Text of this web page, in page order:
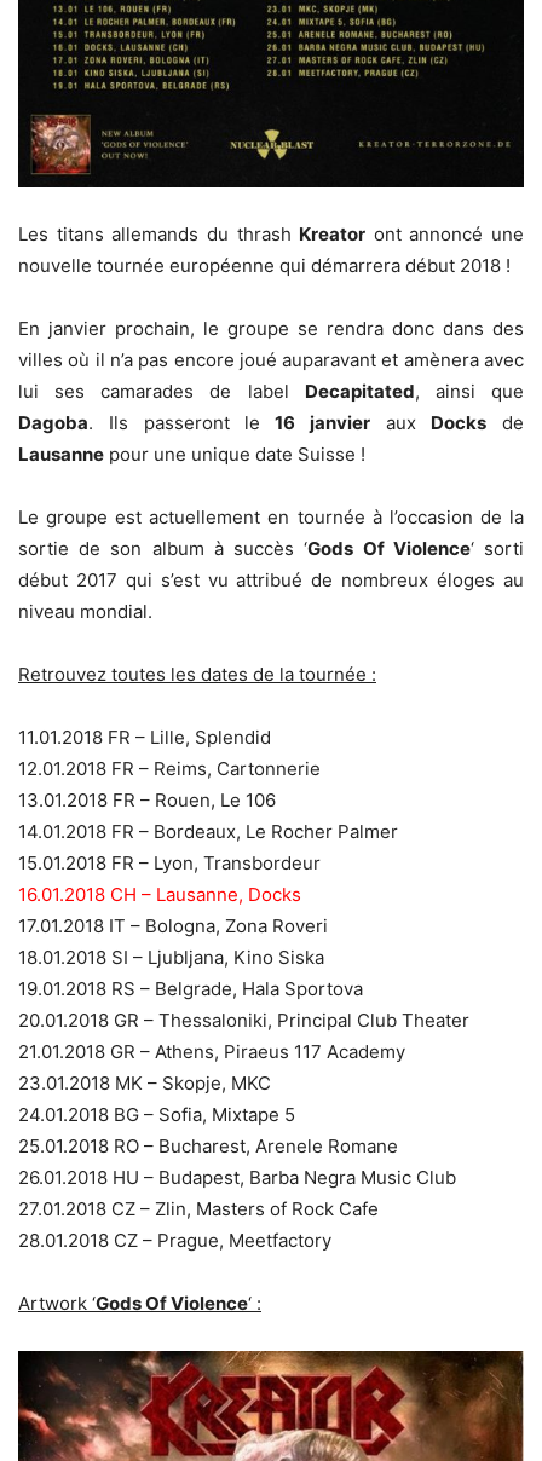
Les titans allemands du thrash Kreator ont annoncé une
nouvelle tournée européenne qui démarrera début 2018 !
En janvier prochain, le groupe se rendra donc dans des
villes où il n’a pas encore joué auparavant et amènera avec
lui ses camarades de label Decapitated, ainsi que
Dagoba. Ils passeront le 16 janvieraux Docks de
Lausanne pour une unique date Suisse !
Le groupe est actuellement en tournée à l’occasion de la
sortie de son album à succès ‘Gods Of Violence‘ sorti
début 2017 qui s’est vu attribué de nombreux éloges au
niveau mondial.
Retrouvez toutes les dates de la tournée :
11.01.2018 FR – Lille, Splendid
12.01.2018 FR – Reims, Cartonnerie
13.01.2018 FR – Rouen, Le 106
14.01.2018 FR – Bordeaux, Le Rocher Palmer
15.01.2018 FR – Lyon, Transbordeur
16.01.2018 CH – Lausanne, Docks
17.01.2018 IT – Bologna, Zona Roveri
18.01.2018 SI – Ljubljana, Kino Siska
19.01.2018 RS – Belgrade, Hala Sportova
20.01.2018 GR – Thessaloniki, Principal Club Theater
21.01.2018 GR – Athens, Piraeus 117 Academy
23.01.2018 MK – Skopje, MKC
24.01.2018 BG – Sofia, Mixtape 5
25.01.2018 RO – Bucharest, Arenele Romane
26.01.2018 HU – Budapest, Barba Negra Music Club
27.01.2018 CZ – Zlin, Masters of Rock Cafe
28.01.2018 CZ – Prague, Meetfactory
Artwork ‘Gods Of Violence‘ :